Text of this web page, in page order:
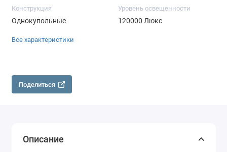
Конструкция
Однокупольные
Уровень освещенности
120000 Люкс
Все характеристики
Поделиться
Описание